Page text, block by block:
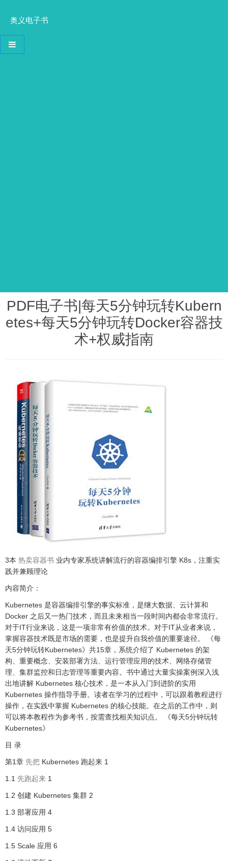
奥义电子书
导航切换
PDF电子书|每天5分钟玩转Kubern
etes+每天5分钟玩转Docker容器技
术+权威指南
3本 热卖容器书 业内专家系统讲解流行的容器编排引擎 K8s，注重实
践并兼顾理论
内容简介：
Kubernetes 是容器编排引擎的事实标准，是继大数据、云计算和
Docker 之后又一热门技术，而且未来相当一段时间内都会非常流行。
对于IT行业来说，这是一项非常有价值的技术。对于IT从业者来说，
掌握容器技术既是市场的需要，也是提升自我价值的重要途径。 《每
天5分钟玩转Kubernetes》共15章，系统介绍了 Kubernetes 的架
构、重要概念、安装部署方法、运行管理应用的技术、网络存储管
理、集群监控和日志管理等重要内容。书中通过大量实操案例深入浅
出地讲解 Kubernetes 核心技术，是一本从入门到进阶的实用
Kubernetes 操作指导手册。读者在学习的过程中，可以跟着教程进行
操作，在实践中掌握 Kubernetes 的核心技能。在之后的工作中，则
可以将本教程作为参考书，按需查找相关知识点。 《每天5分钟玩转
Kubernetes》
目 录
第1章 先把 Kubernetes 跑起来 1
1.1 先跑起来 1
1.2 创建 Kubernetes 集群 2
1.3 部署应用 4
1.4 访问应用 5
1.5 Scale 应用 6